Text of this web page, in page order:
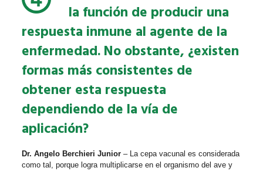
la función de producir una
respuesta inmune al agente de la
enfermedad. No obstante, ¿existen
formas más consistentes de
obtener esta respuesta
dependiendo de la vía de
aplicación?
Dr. Angelo Berchieri Junior– La cepa vacunal es considerada
como tal, porque logra multiplicarse en el organismo del ave y